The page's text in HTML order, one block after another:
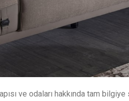
ve odaları hakkında tam